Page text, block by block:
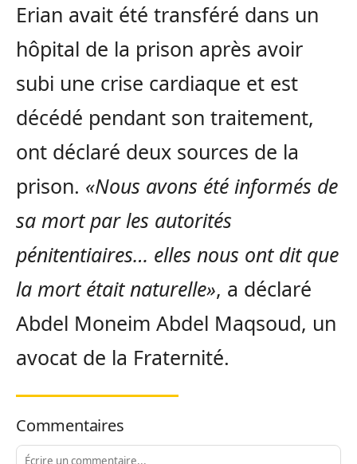
Erian avait été transféré dans un
hôpital de la prison après avoir
subi une crise cardiaque et est
décédé pendant son traitement,
ont déclaré deux sources de la
prison. «Nous avons été informés de
sa mort par les autorités
pénitentiaires… elles nous ont dit que
la mort était naturelle», a déclaré
Abdel Moneim Abdel Maqsoud, un
avocat de la Fraternité.
Commentaires